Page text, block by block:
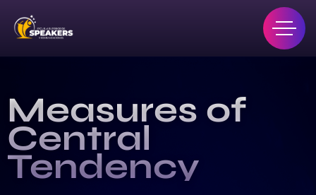
Measures of
Central
Tendency